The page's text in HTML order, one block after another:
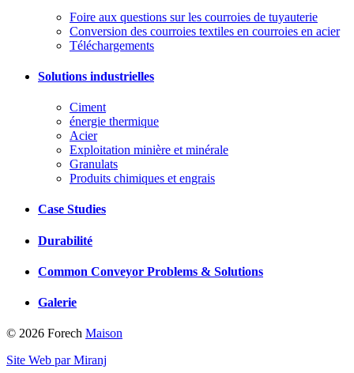
Foire aux questions sur les courroies de tuyauterie
Conversion des courroies textiles en courroies en acier
Téléchargements
Solutions industrielles
Ciment
énergie thermique
Acier
Exploitation minière et minérale
Granulats
Produits chimiques et engrais
Case Studies
Durabilité
Common Conveyor Problems & Solutions
Galerie
© 2026 Forech Maison
Site Web par Miranj